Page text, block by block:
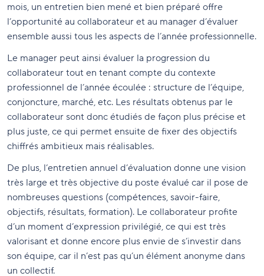
mois, un entretien bien mené et bien préparé offre
l’opportunité au collaborateur et au manager d’évaluer
ensemble aussi tous les aspects de l’année professionnelle.
Le manager peut ainsi évaluer la progression du
collaborateur tout en tenant compte du contexte
professionnel de l’année écoulée : structure de l’équipe,
conjoncture, marché, etc. Les résultats obtenus par le
collaborateur sont donc étudiés de façon plus précise et
plus juste, ce qui permet ensuite de fixer des objectifs
chiffrés ambitieux mais réalisables.
De plus, l’entretien annuel d’évaluation donne une vision
très large et très objective du poste évalué car il pose de
nombreuses questions (compétences, savoir-faire,
objectifs, résultats, formation). Le collaborateur profite
d’un moment d’expression privilégié, ce qui est très
valorisant et donne encore plus envie de s’investir dans
son équipe, car il n’est pas qu’un élément anonyme dans
un collectif.